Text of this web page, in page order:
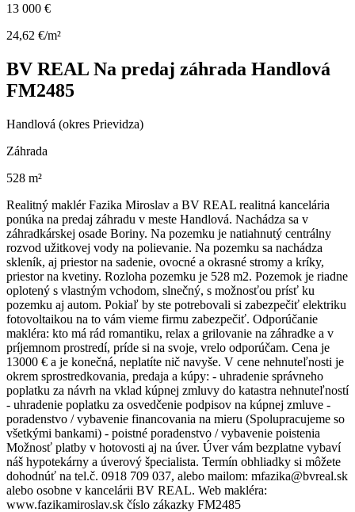
13 000 €
24,62 €/m²
BV REAL Na predaj záhrada Handlová
FM2485
Handlová (okres Prievidza)
Záhrada
528 m²
Realitný maklér Fazika Miroslav a BV REAL realitná kancelária
ponúka na predaj záhradu v meste Handlová. Nachádza sa v
záhradkárskej osade Boriny. Na pozemku je natiahnutý centrálny
rozvod užitkovej vody na polievanie. Na pozemku sa nachádza
skleník, aj priestor na sadenie, ovocné a okrasné stromy a kríky,
priestor na kvetiny. Rozloha pozemku je 528 m2. Pozemok je riadne
oplotený s vlastným vchodom, slnečný, s možnosťou prísť ku
pozemku aj autom. Pokiaľ by ste potrebovali si zabezpečiť elektriku
fotovoltaikou na to vám vieme firmu zabezpečiť. Odporúčanie
makléra: kto má rád romantiku, relax a grilovanie na záhradke a v
príjemnom prostredí, príde si na svoje, vrelo odporúčam. Cena je
13000 € a je konečná, neplatíte nič navyše. V cene nehnuteľnosti je
okrem sprostredkovania, predaja a kúpy: - uhradenie správneho
poplatku za návrh na vklad kúpnej zmluvy do katastra nehnuteľností
- uhradenie poplatku za osvedčenie podpisov na kúpnej zmluve -
poradenstvo / vybavenie financovania na mieru (Spolupracujeme so
všetkými bankami) - poistné poradenstvo / vybavenie poistenia
Možnosť platby v hotovosti aj na úver. Úver vám bezplatne vybaví
náš hypotekárny a úverový špecialista. Termín obhliadky si môžete
dohodnúť na tel.č. 0918 709 037, alebo mailom: mfazika@bvreal.sk
alebo osobne v kancelárii BV REAL. Web makléra:
www.fazikamiroslav.sk číslo zákazky FM2485